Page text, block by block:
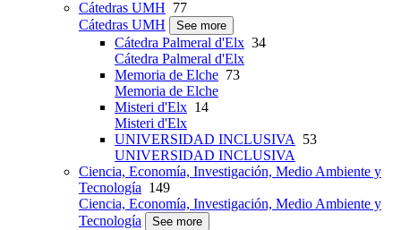
Cátedras UMH 77
Cátedras UMH
See more
Cátedra Palmeral d'Elx 34
Cátedra Palmeral d'Elx
Memoria de Elche 73
Memoria de Elche
Misteri d'Elx 14
Misteri d'Elx
UNIVERSIDAD INCLUSIVA
53
UNIVERSIDAD INCLUSIVA
Ciencia, Economía, Investigación, Medio Ambiente y
Tecnología 149
Ciencia, Economía, Investigación, Medio Ambiente y
Tecnología
See more